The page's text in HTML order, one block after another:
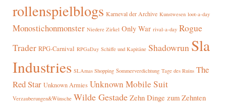
rollenspielblogs Karneval der Archive Kunstwesen loot-a-day
Monostichonmonster Niedere Zirkel Only War rival-a-day Rogue
Trader RPG-Carnival RPGaDay Schiffe und Kapitäne Shadowrun Sla
Industries SLAmas Shopping Sommerverdichtung Tage des Ruins The
Red Star Unknown Armies Unknown Mobile Suit
Verzauberungen&Wünsche Wilde Gestade Zehn Dinge zum Zehnten